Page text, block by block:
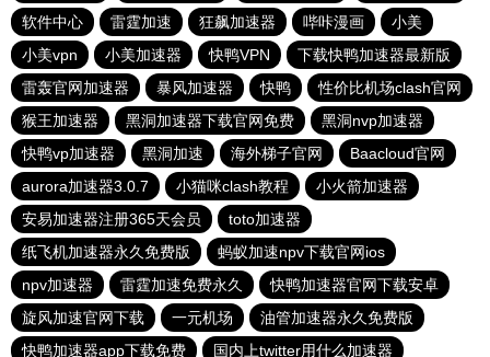
软件中心
雷霆加速 狂飙加速器 哔咔漫画
小美
小美vpn
小美加速器 快鸭VPN
下载快鸭加速器最新版
雷轰官网加速器
暴风加速器 快鸭
性价比机场clash官网
猴王加速器
黑洞加速器下载官网免费
黑洞nvp加速器
快鸭vp加速器
黑洞加速 海外梯子官网
Baacloud官网
aurora加速器3.0.7
小猫咪clash教程
小火箭加速器
安易加速器注册365天会员
toto加速器
纸飞机加速器永久免费版
蚂蚁加速npv下载官网ios
npv加速器
雷霆加速免费永久
快鸭加速器官网下载安卓
旋风加速官网下载
一元机场
油管加速器永久免费版
快鸭加速器app下载免费
国内上twitter用什么加速器